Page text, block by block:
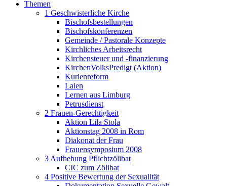
Themen
1 Geschwisterliche Kirche
Bischofsbestellungen
Bischofskonferenzen
Gemeinde / Pastorale Konzepte
Kirchliches Arbeitsrecht
Kirchensteuer und -finanzierung
KirchenVolksPredigt (Aktion)
Kurienreform
Laien
Lernen aus Limburg
Petrusdienst
2 Frauen-Gerechtigkeit
Aktion Lila Stola
Aktionstag 2008 in Rom
Diakonat der Frau
Frauensymposium 2008
3 Aufhebung Pflichtzölibat
CIC zum Zölibat
4 Positive Bewertung der Sexualität